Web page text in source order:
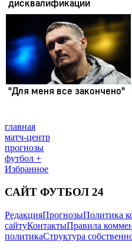
главная
матч-центр
прогнозы
футбол +
Избранное
САЙТ ФУТБОЛ 24
РедакцияПрогнозыПолитика
сайтуКонтактыПравила
политикаСтруктура